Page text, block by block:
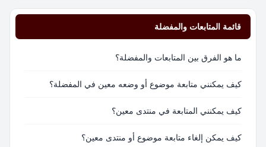
قائمة المتابعات والمفضلة
ما هو الفرق بين المتابعات والمفضلة؟
كيف يمكنني متابعة موضوع أو وضعه معين في المفضلة؟
كيف يمكنني المتابعة في منتدى معين؟
كيف يمكن إلغاء متابعة موضوع أو منتدى معين؟